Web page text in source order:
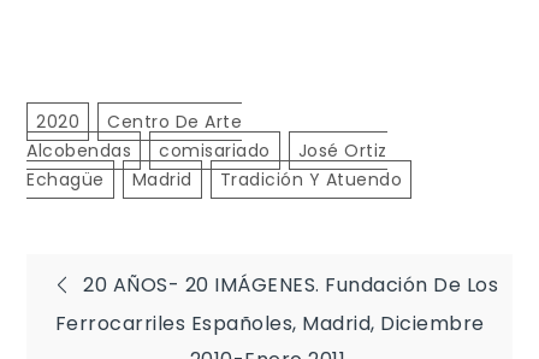
2020
Centro De Arte
Alcobendas
Comisariado
José Ortiz
Echagüe
Madrid Tradición Y Atuendo
Navegación
20 AÑOS- 20 IMÁGENES. Fundación De Los
Ferrocarriles Españoles, Madrid, Diciembre